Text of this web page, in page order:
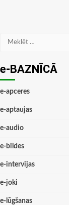
Meklēt:
e-BAZNĪCĀ
e-apceres
e-aptaujas
e-audio
e-bildes
e-intervijas
e-joki
e-lūgšanas